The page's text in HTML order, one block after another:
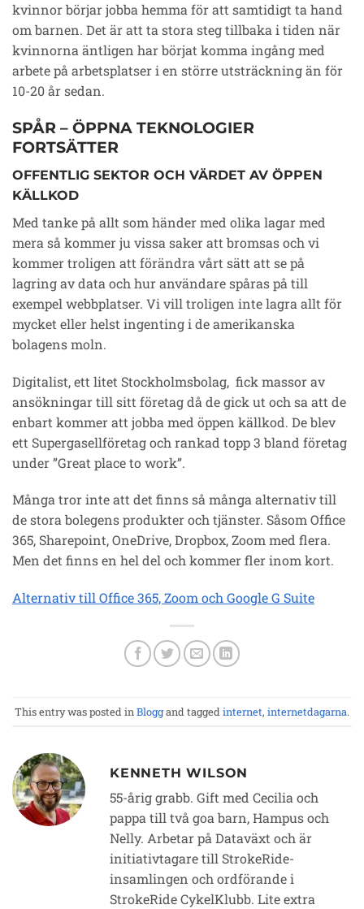
kvinnor börjar jobba hemma för att samtidigt ta hand
om barnen. Det är att ta stora steg tillbaka i tiden när
kvinnorna äntligen har börjat komma ingång med
arbete på arbetsplatser i en större utsträckning än för
10-20 år sedan.
SPÅR – ÖPPNA TEKNOLOGIER
FORTSÄTTER
OFFENTLIG SEKTOR OCH VÄRDET AV ÖPPEN
KÄLLKOD
Med tanke på allt som händer med olika lagar med
mera så kommer ju vissa saker att bromsas och vi
kommer troligen att förändra vårt sätt att se på
lagring av data och hur användare spåras på till
exempel webbplatser. Vi vill troligen inte lagra allt för
mycket eller helst ingenting i de amerikanska
bolagens moln.
Digitalist, ett litet Stockholmsbolag, fick massor av
ansökningar till sitt företag då de gick ut och sa att de
enbart kommer att jobba med öppen källkod. De blev
ett Supergasellföretag och rankad topp 3 bland företag
under ”Great place to work”.
Många tror inte att det finns så många alternativ till
de stora bolegens produkter och tjänster. Såsom Office
365, Sharepoint, OneDrive, Dropbox, Zoom med flera.
Men det finns en hel del och kommer fler inom kort.
Alternativ till Office 365, Zoom och Google G Suite
This entry was posted in Bloggand tagged internet, internetdagarna.
KENNETH WILSON
55-årig grabb. Gift med Cecilia och
pappa till två goa barn, Hampus och
Nelly. Arbetar på Dataväxt och är
initiativtagare till StrokeRide-
insamlingen och ordförande i
StrokeRide CykelKlubb. Lite extra